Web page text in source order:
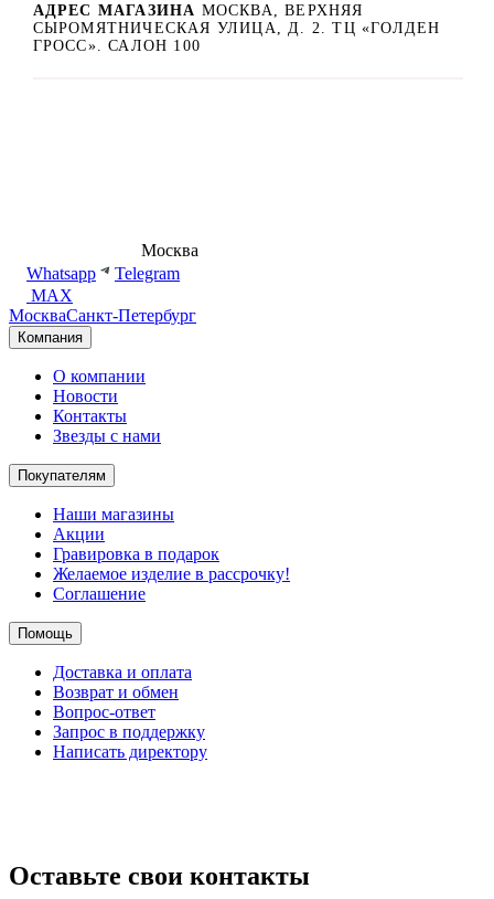
АДРЕС МАГАЗИНА МОСКВА, ВЕРХНЯЯ
СЫРОМЯТНИЧЕСКАЯ УЛИЦА, Д. 2. ТЦ «ГОЛДЕН
ГРОСС». САЛОН 100
Москва
Whatsapp
Telegram
MAX
МоскваСанкт-Петербург
Компания
О компании
Новости
Контакты
Звезды с нами
Покупателям
Наши магазины
Акции
Гравировка в подарок
Желаемое изделие в рассрочку!
Соглашение
Помощь
Доставка и оплата
Возврат и обмен
Вопрос-ответ
Запрос в поддержку
Написать директору
Оставьте свои контакты